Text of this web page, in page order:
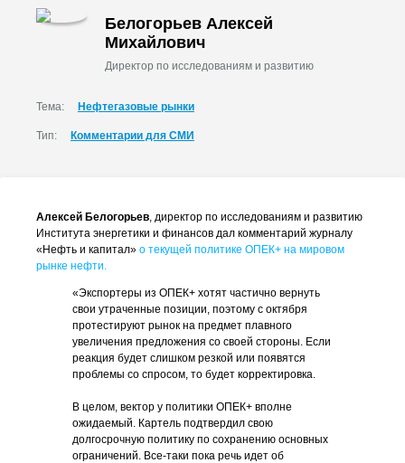
Белогорьев Алексей
Михайлович
Директор по исследованиям и развитию
Тема: Нефтегазовые рынки
Тип: Комментарии для СМИ
Алексей Белогорьев, директор по исследованиям и развитию
Института энергетики и финансов дал комментарий журналу
«Нефть и капитал» о текущей политике ОПЕК+ на мировом
рынке нефти.
«Экспортеры из ОПЕК+ хотят частично вернуть
свои утраченные позиции, поэтому с октября
протестируют рынок на предмет плавного
увеличения предложения со своей стороны. Если
реакция будет слишком резкой или появятся
проблемы со спросом, то будет корректировка.
В целом, вектор у политики ОПЕК+ вполне
ожидаемый. Картель подтвердил свою
долгосрочную политику по сохранению основных
ограничений. Все-таки пока речь идет об